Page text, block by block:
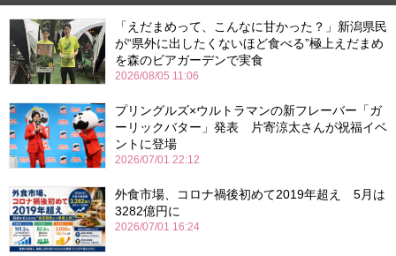
「えだまめって、こんなに甘かった？」新潟県民
が“県外に出したくないほど食べる”極上えだまめ
を森のビアガーデンで実食
2026/08/05 11:06
プリングルズ×ウルトラマンの新フレーバー「ガ
ーリックバター」発表 片寄涼太さんが祝福イベ
ントに登場
2026/07/01 22:12
外食市場、コロナ禍後初めて2019年超え 5月は
3282億円に
2026/07/01 16:24